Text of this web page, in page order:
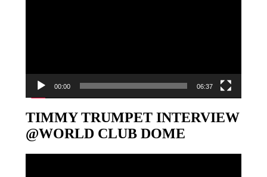
00:00 06:37
TIMMY TRUMPET INTERVIEW
@WORLD CLUB DOME